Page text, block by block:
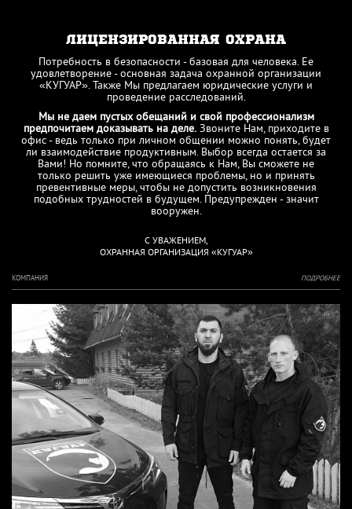
ЛИЦЕНЗИРОВАННАЯ ОХРАНА
Потребность в безопасности - базовая для человека. Ее
удовлетворение - основная задача охранной организации
«КУГУАР». Также Мы предлагаем юридические услуги и
проведение расследований.
Мы не даем пустых обещаний и свой профессионализм
предпочитаем доказывать на деле.Звоните Нам, приходите в
офис - ведь только при личном общении можно понять, будет
ли взаимодействие продуктивным. Выбор всегда остается за
Вами! Но помните, что обращаясь к Нам, Вы сможете не
только решить уже имеющиеся проблемы, но и принять
превентивные меры, чтобы не допустить возникновения
подобных трудностей в будущем. Предупрежден - значит
вооружен.
С УВАЖЕНИЕМ,
ОХРАННАЯ ОРГАНИЗАЦИЯ «КУГУАР»
КОМПАНИЯ ПОДРОБНЕЕ